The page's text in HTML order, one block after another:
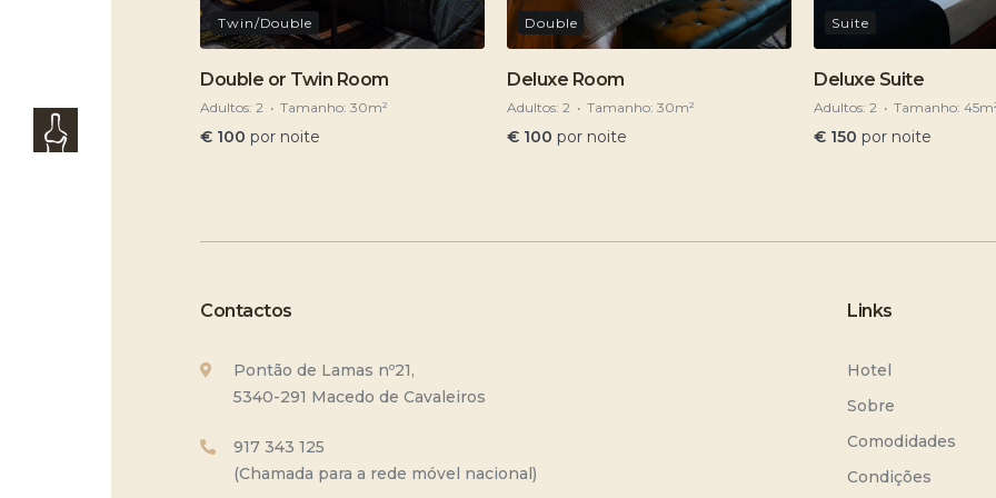
Twin/Double
Double or Twin Room
Adultos: 2 Tamanho: 30m²
€ 100 por noite
Double
Deluxe Room
Adultos: 2 Tamanho: 30m²
€ 100 por noite
Suite
Deluxe Suite
Adultos: 2 Tamanho:
€ 150 por noite
Contactos
Pontão de Lamas nº21,
5340-291 Macedo de Cavaleiros
917 343 125
(Chamada para a rede móvel nacional)
Links
Hotel
Sobre
Comodidades
Condições